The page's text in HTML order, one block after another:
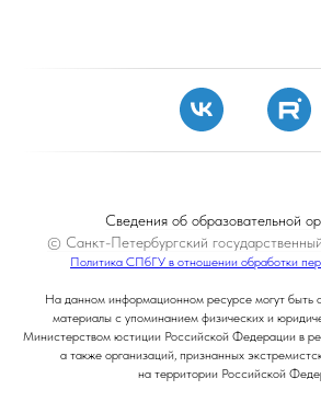
Сведения об образовательной
© Санкт-Петербургский
Политика СПбГУ в отношении обработки
На данном информационном ресурсе могут быть
материалы с упоминанием физических и
Министерством юстиции Российской Федерации в
а также организаций, признанных
на территории Российской